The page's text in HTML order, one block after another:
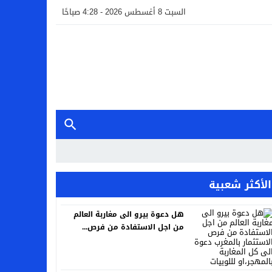
السبت 8 أغسطس 2026 - 4:28 صباحًا
الأكثر شعبية
هل دعوة بيرو الى مغاربة العالم
من اجل الاستفادة من فرص...